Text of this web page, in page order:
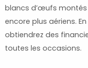
blancs d’œufs
encore plus aériens.
obtiendrez des
toutes les occasions.